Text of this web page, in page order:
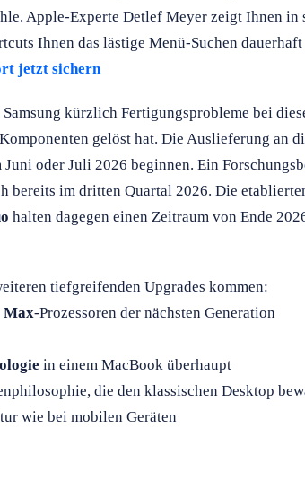
Apple-Experte Detlef Meyer zeigt Ihnen in
Ihnen das lästige Menü-Suchen dauerhaft
jetzt sichern
kürzlich Fertigungsprobleme bei
gelöst hat. Die Auslieferung an
oder Juli 2026 beginnen. Ein
bereits im dritten Quartal 2026. Die
halten dagegen einen Zeitraum von Ende
tiefgreifenden Upgrades kommen:
Max-Prozessoren der nächsten Generation
in einem MacBook überhaupt
die den klassischen Desktop
wie bei mobilen Geräten